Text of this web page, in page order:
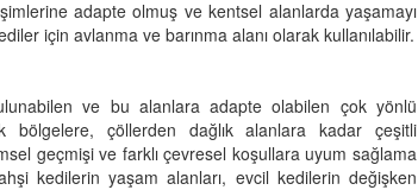
adapte olmuş ve kentsel alanlarda yaşamayı
için avlanma ve barınma alanı olarak kullanılabilir.
ve bu alanlara adapte olabilen çok yönlü
bölgelere, çöllerden dağlık alanlara kadar çeşitli
geçmişi ve farklı çevresel koşullara uyum sağlama
kedilerin yaşam alanları, evcil kedilerin değişken